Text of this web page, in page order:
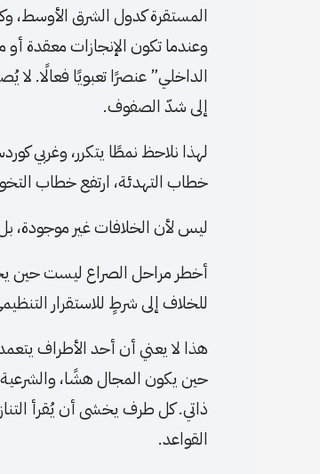
المستقرة كدول الشرق الأوسط،
وعندما تكون الإنجازات معقدة
الداخلي” عنصرًا تعبويًا فعالًا.
إلى شدّ الصفوف.
لهذا نلاحظ نمطًا يتكرر، وغربي
خطاب التهدئة، ارتفع خطاب
ليس لأن الخلافات غير موجودة، بل
أخطر مراحل الصراع ليست حين
للخلاف إلى شرطٍ للاستقرار
هذا لا يعني أن أحد الأطراف
حين يكون المجال هشًا، والشرعية
ذاتي. كل طرف يخشى أن يُقرأ
القواعد.